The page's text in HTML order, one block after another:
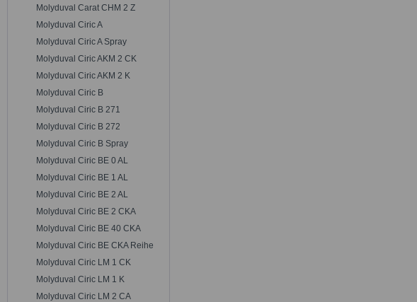
Molyduval Carat CHM 2 Z
Molyduval Ciric A
Molyduval Ciric A Spray
Molyduval Ciric AKM 2 CK
Molyduval Ciric AKM 2 K
Molyduval Ciric B
Molyduval Ciric B 271
Molyduval Ciric B 272
Molyduval Ciric B Spray
Molyduval Ciric BE 0 AL
Molyduval Ciric BE 1 AL
Molyduval Ciric BE 2 AL
Molyduval Ciric BE 2 CKA
Molyduval Ciric BE 40 CKA
Molyduval Ciric BE CKA Reihe
Molyduval Ciric LM 1 CK
Molyduval Ciric LM 1 K
Molyduval Ciric LM 2 CA